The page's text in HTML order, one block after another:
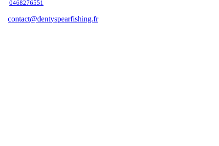
0468276551
contact@dentyspearfishing.fr